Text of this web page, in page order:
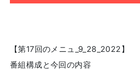
【第17回のメニュ_9_28_2022】
番組構成と今回の内容